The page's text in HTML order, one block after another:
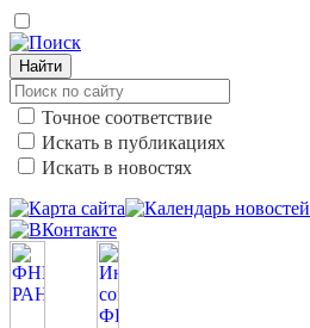
Найти
Точное соответствие
Искать в публикациях
Искать в новостях